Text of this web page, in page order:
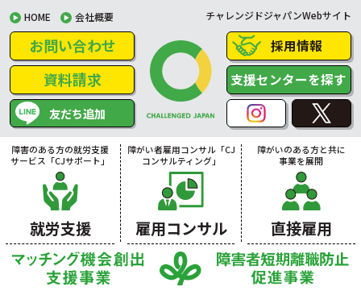
HOME 会社概要 チャレンジドジャパンWebサイト
お問い合わせ
資料請求
友だち追加
採用情報
支援センターを探す
障害のある方の就労支援
サービス「CJサポート」
就労支援
障がい者雇用コンサル「CJ
コンサルティング」
雇用コンサル
障がいのある方と共に
事業を展開
直接雇用